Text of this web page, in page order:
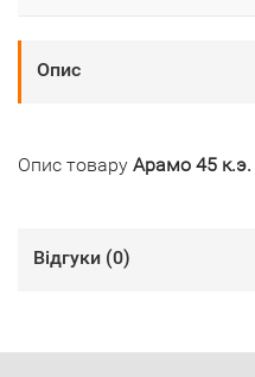
Опис
Опис товару Арамо 45 к.э.
Відгуки (0)